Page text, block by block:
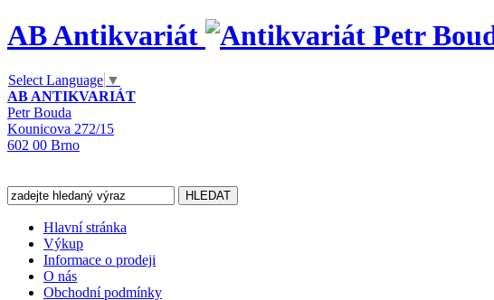
AB Antikvariát
Select Language ▼
AB ANTIKVARIÁT
Petr Bouda
Kounicova 272/15
602 00 Brno
Hlavní stránka
Výkup
Informace o prodeji
O nás
Obchodní podmínky